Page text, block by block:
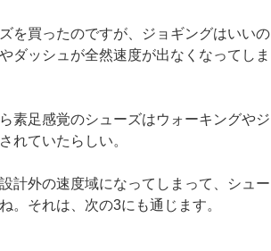
を買ったのですが、ジョギングはいいの
ダッシュが全然速度が出なくなってしま
素足感覚のシューズはウォーキングやジ
れていたらしい。
計外の速度域になってしまって、シュー
。それは、次の3にも通じます。